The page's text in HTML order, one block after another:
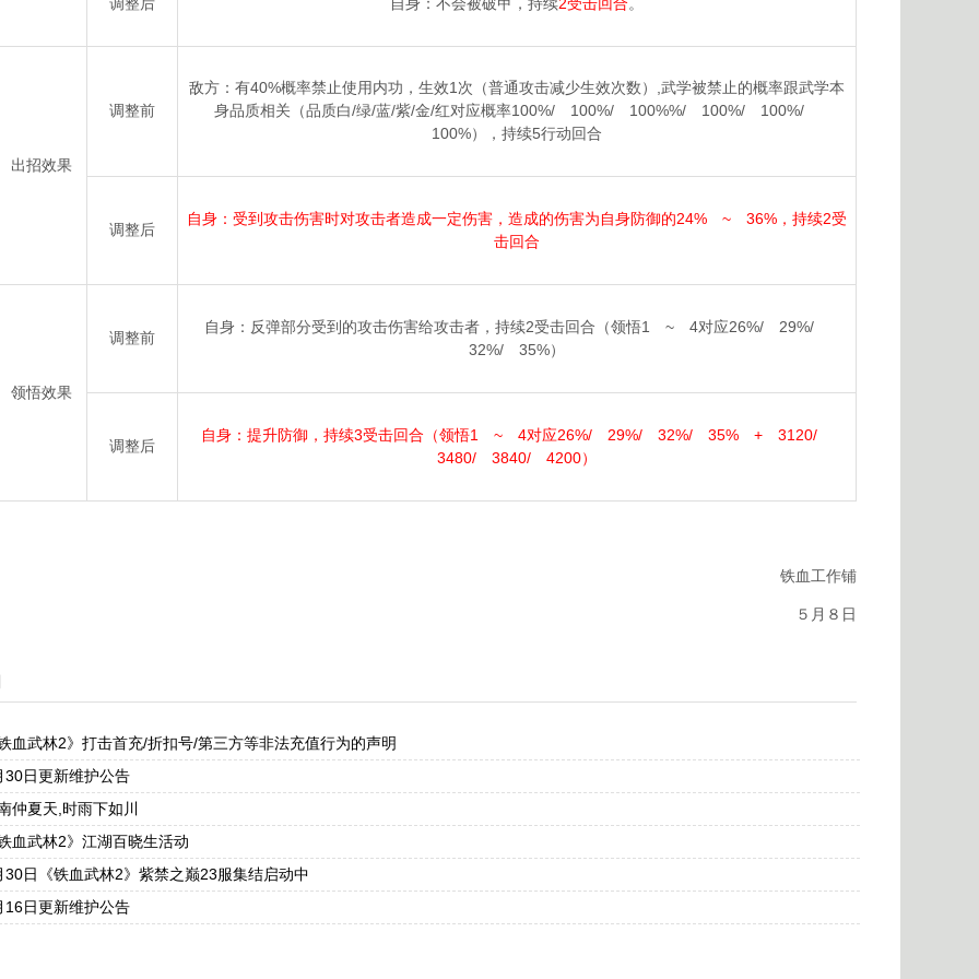
调整后 自身：不会被破甲，持续2受击回合。
出招效果
调整前
敌方：有40%概率禁止使用内功，生效1次（普通攻击减少生效次数）,武学被禁止的概率跟武学本
身品质相关（品质白/绿/蓝/紫/金/红对应概率100%/ 100%/ 100%%/ 100%/ 100%/
100%），持续5行动回合
调整后
自身：受到攻击伤害时对攻击者造成一定伤害，造成的伤害为自身防御的24% ~ 36%，持续2受
击回合
领悟效果
调整前
自身：反弹部分受到的攻击伤害给攻击者，持续2受击回合（领悟1 ~ 4对应26%/ 29%/
32%/ 35%）
调整后
自身：提升防御，持续3受击回合（领悟1 ~ 4对应26%/ 29%/ 32%/ 35% + 3120/
3480/ 3840/ 4200）
铁血工作铺
５月８日
血武林2》打击首充/折扣号/第三方等非法充值行为的声明
30日更新维护公告
仲夏天,时雨下如川
血武林2》江湖百晓生活动
30日《铁血武林2》紫禁之巅23服集结启动中
16日更新维护公告